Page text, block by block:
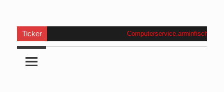
Ticker Computerservice.arminfischer.com